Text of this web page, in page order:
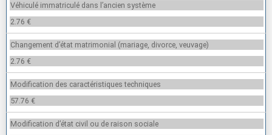
Véhiculé immatriculé dans l’ancien système
2.76 €
Changement d’état matrimonial (mariage, divorce, veuvage)
2.76 €
Modification des caractéristiques techniques
57.76 €
Modification d’état civil ou de raison sociale